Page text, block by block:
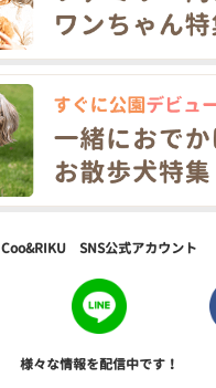
Coo&RIKU SNS公式アカウント
様々な情報を配信中です！